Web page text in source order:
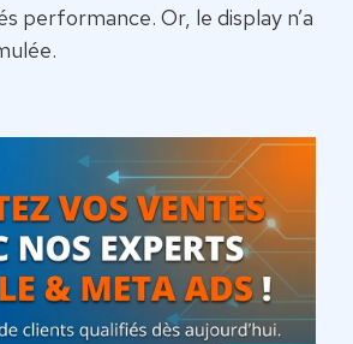
performance. Or, le display n’a